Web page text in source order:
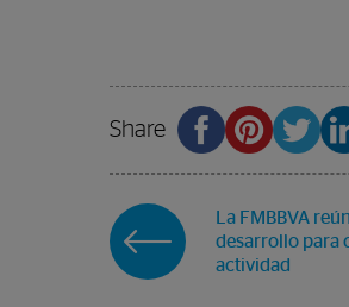
Share
La FMBBVA
desarrollo para
actividad